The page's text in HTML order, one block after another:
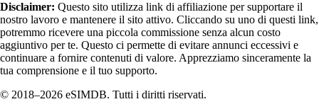
Disclaimer: Questo sito utilizza link di affiliazione per supportare il
nostro lavoro e mantenere il sito attivo. Cliccando su uno di questi link,
potremmo ricevere una piccola commissione senza alcun costo
aggiuntivo per te. Questo ci permette di evitare annunci eccessivi e
continuare a fornire contenuti di valore. Apprezziamo sinceramente la
tua comprensione e il tuo supporto.
© 2018–2026 eSIMDB. Tutti i diritti riservati.